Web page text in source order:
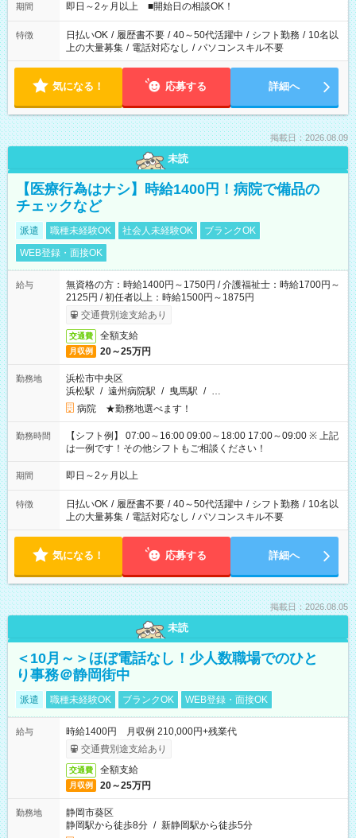
期間 即日～2ヶ月以上 ■開始日の相談OK！
特徴 日払いOK / 履歴書不要 / 40～50代活躍中 / シフト勤務 / 10名以
上の大量募集 / 電話対応なし / パソコンスキル不要
気になる！ 応募する 詳細へ
掲載日：2026.08.09
未読
【医療行為はナシ】時給1400円！病院で備品の
チェックなど
派遣 職種未経験OK 社会人未経験OK
ブランクOK
WEB登録・面接OK
給与
無資格の方：時給1400円～1750円 / 介護福祉士：時給1700円～
2125円 / 初任者以上：時給1500円～1875円
交通費別途支給あり
交通費 全額支給
月収例 20～25万円
勤務地
浜松市中央区
浜松駅 / 遠州病院駅 / 曳馬駅 / …
病院 ★勤務地選べます！
勤務時間
【シフト例】 07:00～16:00 09:00～18:00 17:00～09:00 ※ 上記
は一例です！その他シフトもご相談ください！
期間 即日～2ヶ月以上
特徴 日払いOK / 履歴書不要 / 40～50代活躍中 / シフト勤務 / 10名以
上の大量募集 / 電話対応なし / パソコンスキル不要
気になる！ 応募する 詳細へ
掲載日：2026.08.05
未読
＜10月～＞ほぼ電話なし！少人数職場でのひと
り事務＠静岡街中
派遣 職種未経験OK ブランクOK WEB登録・面接OK
給与
時給1400円 月収例 210,000円+残業代
交通費別途支給あり
交通費 全額支給
月収例 20～25万円
勤務地
静岡市葵区
静岡駅から徒歩8分 / 新静岡駅から徒歩5分